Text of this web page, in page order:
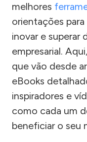
melhores
orientações
inovar e superar
empresarial.
que vão desde
eBooks
inspiradores e
como cada um
beneficiar o seu